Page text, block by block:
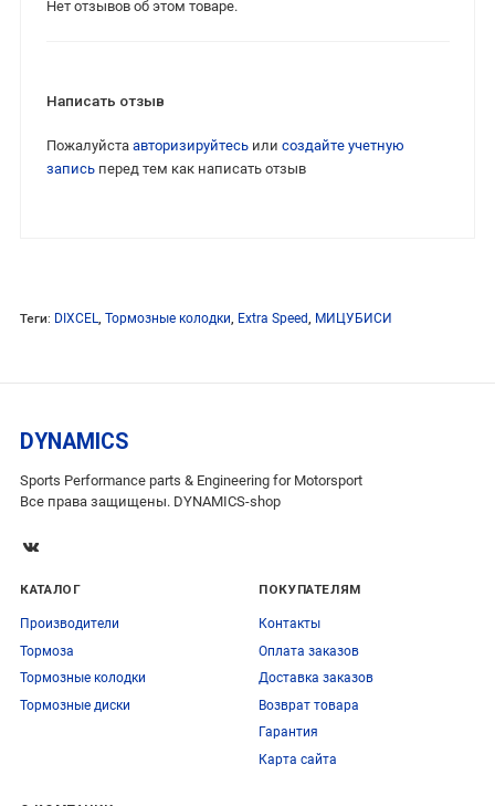
Нет отзывов об этом товаре.
Написать отзыв
Пожалуйста авторизируйтесьили создайте учетную
записьперед тем как написать отзыв
Теги: DIXCEL, Тормозные колодки, Extra Speed, МИЦУБИСИ
DYNAMICS
Sports Performance parts & Engineering for Motorsport
Все права защищены. DYNAMICS-shop
КАТАЛОГ
Производители
Тормоза
Тормозные колодки
Тормозные диски
ПОКУПАТЕЛЯМ
Контакты
Оплата заказов
Доставка заказов
Возврат товара
Гарантия
Карта сайта